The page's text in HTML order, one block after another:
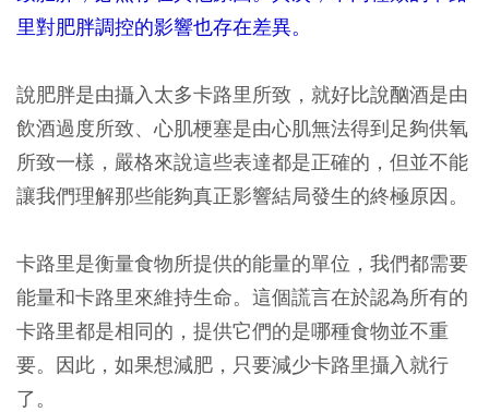
里對肥胖調控的影響也存在差異。
說肥胖是由攝入太多卡路里所致，就好比說酗酒是由
飲酒過度所致、心肌梗塞是由心肌無法得到足夠供氧
所致一樣，嚴格來說這些表達都是正確的，但並不能
讓我們理解那些能夠真正影響結局發生的終極原因。
卡路里是衡量食物所提供的能量的單位，我們都需要
能量和卡路里來維持生命。這個謊言在於認為所有的
卡路里都是相同的，提供它們的是哪種食物並不重
要。因此，如果想減肥，只要減少卡路里攝入就行
了。